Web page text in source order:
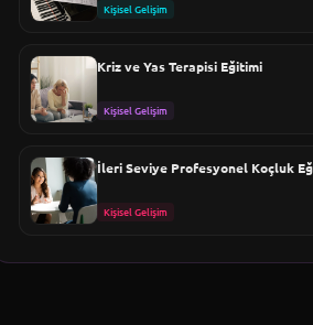
Kişisel Gelişim
Kriz ve Yas Terapisi Eğitimi
Kişisel Gelişim
İleri Seviye Profesyonel Koçluk
Kişisel Gelişim